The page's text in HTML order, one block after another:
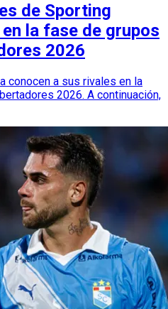
de Sporting
la fase de grupos
2026
conocen a sus rivales en la
2026. A continuación,